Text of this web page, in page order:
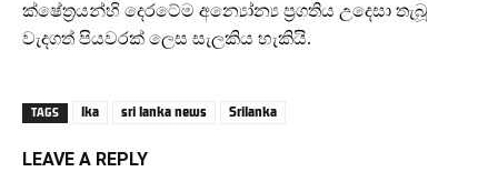
ක්ෂේත්‍රයන්හි දෙරටේම අන්‍යෝන්‍ය ප්‍රගතිය උදෙසා තැබූ
වැදගත් පියවරක් ලෙස සැලකිය හැකියි.
TAGS lka sri lanka news Srilanka
LEAVE A REPLY